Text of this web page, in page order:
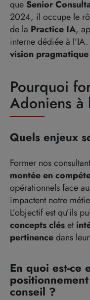
que Senior
2024, il occupe le
de la Practice IA,
interne dédiée à
vision pragmatique
Pourquoi
Adoniens à
Quels enjeux
Former nos
montée en
opérationnels face
impactent notre
L’objectif est qu’ils
concepts cléset
pertinencedans
En quoi est-ce
conseil ?